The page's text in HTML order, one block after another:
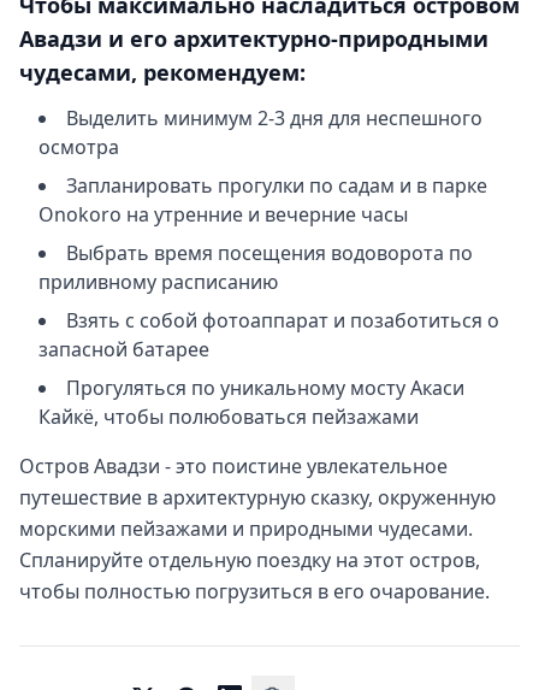
Авадзи и его архитектурно-природными
чудесами, рекомендуем:
Выделить минимум 2-3 дня для неспешного
осмотра
Запланировать прогулки по садам и в парке
Onokoro на утренние и вечерние часы
Выбрать время посещения водоворота по
приливному расписанию
Взять с собой фотоаппарат и позаботиться о
запасной батарее
Прогуляться по уникальному мосту Акаси
Кайкё, чтобы полюбоваться пейзажами
Остров Авадзи - это поистине увлекательное
путешествие в архитектурную сказку, окруженную
морскими пейзажами и природными чудесами.
Спланируйте отдельную поездку на этот остров,
чтобы полностью погрузиться в его очарование.